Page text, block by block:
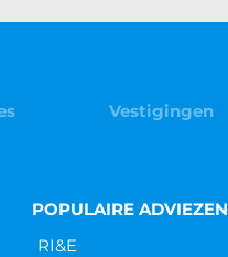
Vestigingen
POPULAIRE ADVIEZEN
RI&E